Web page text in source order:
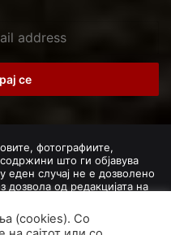
фотографиите,
што ги објавува
еден случај не е дозволено
од редакцијата на
и другите содржини
наведување на
(cookies). Со